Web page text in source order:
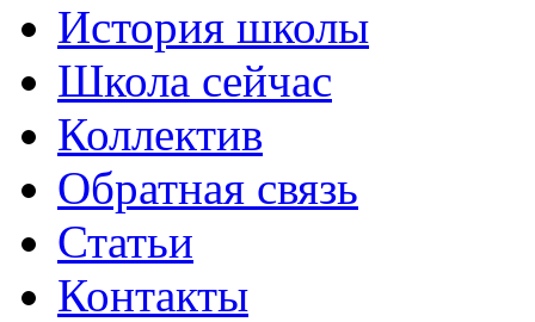
История школы
Школа сейчас
Коллектив
Обратная связь
Статьи
Контакты